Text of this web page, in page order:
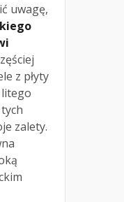
uwagę,
z płyty
litego
zalety.